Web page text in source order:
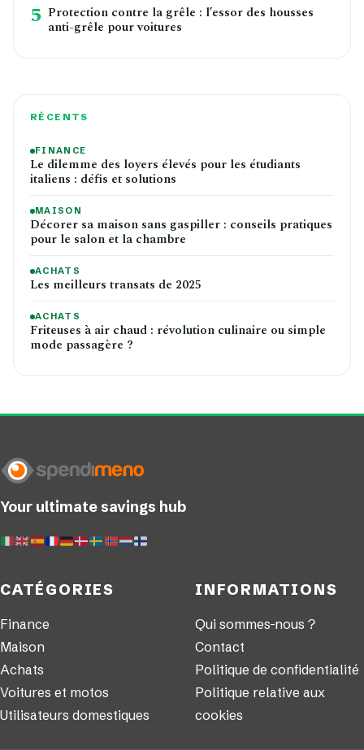
5 Protection contre la grêle : l’essor des housses
anti-grêle pour voitures
RÉCENTS
FINANCE
Le dilemme des loyers élevés pour les étudiants
italiens : défis et solutions
MAISON
Décorer sa maison sans gaspiller : conseils pratiques
pour le salon et la chambre
ACHATS
Les meilleurs transats de 2025
ACHATS
Friteuses à air chaud : révolution culinaire ou simple
mode passagère ?
Your ultimate savings hub
CATÉGORIES
Finance
Maison
Achats
Voitures et motos
Utilisateurs domestiques
INFORMATIONS
Qui sommes-nous ?
Contact
Politique de confidentialité
Politique relative aux
cookies